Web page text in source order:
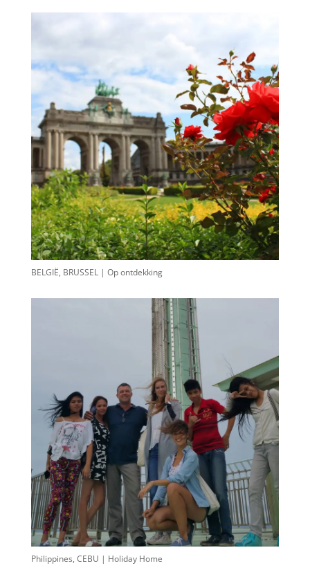
BELGIË, BRUSSEL | Op ontdekking
Philippines, CEBU | Holiday Home